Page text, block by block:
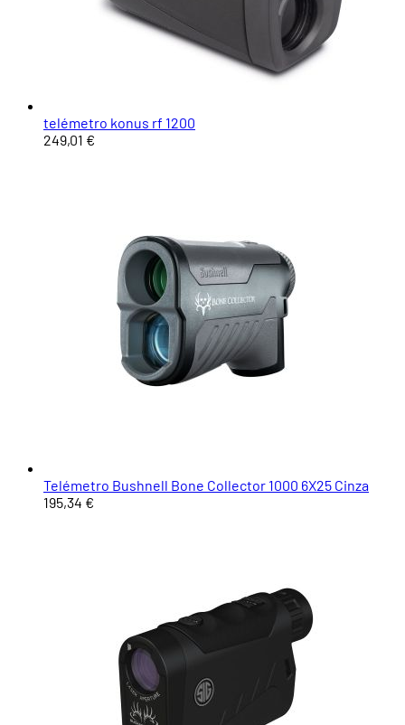
telémetro konus rf 1200
249,01 €
Telémetro Bushnell Bone Collector 1000 6X25 Cinza
195,34 €